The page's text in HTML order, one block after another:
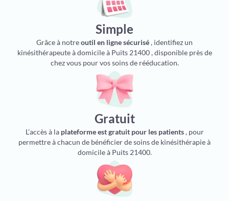
Simple
Grâce à notreoutil en ligne sécurisé, identifiez un
kinésithérapeute à domicile à Puits 21400 , disponible près de
chez vous pour vos soins de rééducation.
Gratuit
L’accès à la plateforme est gratuit pour les patients, pour
permettre à chacun de bénéficier de soins de kinésithérapie à
domicile à Puits 21400.